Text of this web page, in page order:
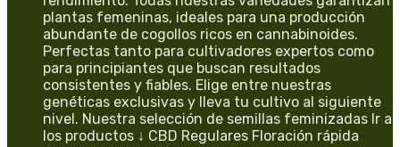
plantas femeninas, ideales para una producción
abundante de cogollos ricos en cannabinoides.
Perfectas tanto para cultivadores expertos como
para principiantes que buscan resultados
consistentes y fiables. Elige entre nuestras
genéticas exclusivas y lleva tu cultivo al siguiente
nivel. Nuestra selección de semillas feminizadas Ir a
los productos ↓ CBD Regulares Floración rápida